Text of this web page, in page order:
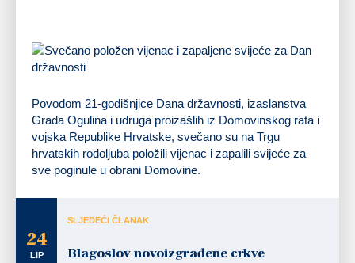
Povodom 21-godišnjice Dana državnosti, izaslanstva
Grada Ogulina i udruga proizašlih iz Domovinskog rata i
vojska Republike Hrvatske, svečano su na Trgu
hrvatskih rodoljuba položili vijenac i zapalili svijeće za
sve poginule u obrani Domovine.
24
LIP
SLJEDEĆI ČLANAK
Blagoslov novoizgrađene crkve